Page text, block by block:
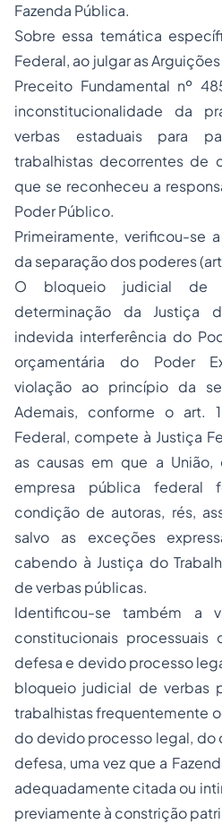
Fazenda Pública.
Sobre essa temática
Federal, ao julgar as
Preceito Fundamental nº
inconstitucionalidade da
verbas estaduais para
trabalhistas decorrentes de
que se reconheceu a
Poder Público.
Primeiramente, verificou-se
da separação dos poderes
O bloqueio judicial de
determinação da Justiça
indevida interferência do
orçamentária do Poder
violação ao princípio da
Ademais, conforme o art.
Federal, compete à Justiça
as causas em que a União,
empresa pública federal
condição de autoras, rés,
salvo as exceções
cabendo à Justiça do
de verbas públicas.
Identificou-se também a
constitucionais processuais
defesa e devido processo
bloqueio judicial de verbas
trabalhistas frequentemente
do devido processo legal, do
defesa, uma vez que a
adequadamente citada ou
previamente à constrição